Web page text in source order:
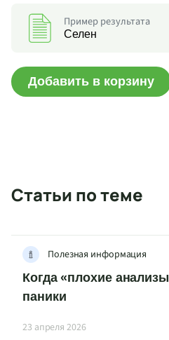
Пример результата
Селен
Добавить в корзину
Статьи по теме
Полезная информация
Когда «плохие
паники
23 апреля 2026